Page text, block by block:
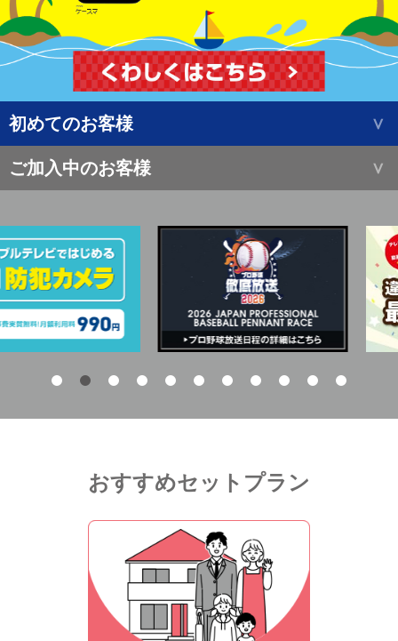
初めてのお客様
ご加入中のお客様
おすすめセットプラン